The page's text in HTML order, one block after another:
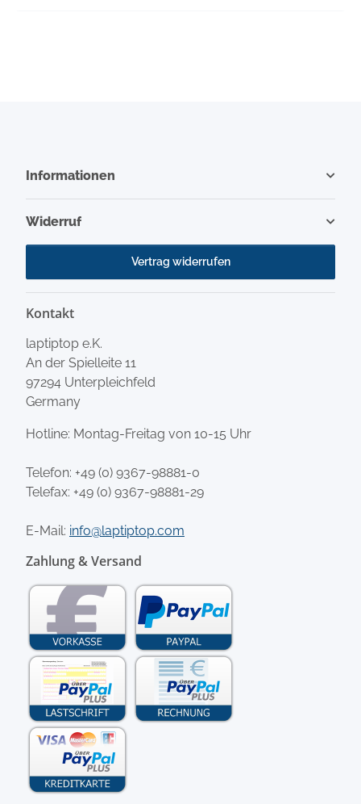
Informationen
Widerruf
Vertrag widerrufen
Kontakt
laptiptop e.K.
An der Spielleite 11
97294 Unterpleichfeld
Germany
Hotline: Montag-Freitag von 10-15 Uhr
Telefon: +49 (0) 9367-98881-0
Telefax: +49 (0) 9367-98881-29
E-Mail: info@laptiptop.com
Zahlung & Versand